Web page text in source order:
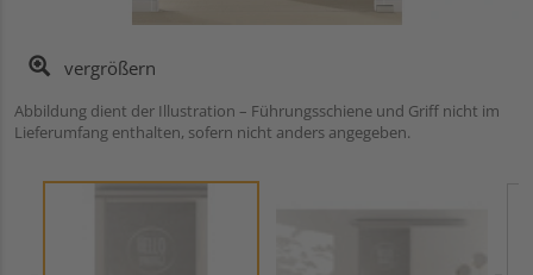
vergrößern
Abbildung dient der Illustration – Führungsschiene und Griff nicht im
Lieferumfang enthalten, sofern nicht anders angegeben.